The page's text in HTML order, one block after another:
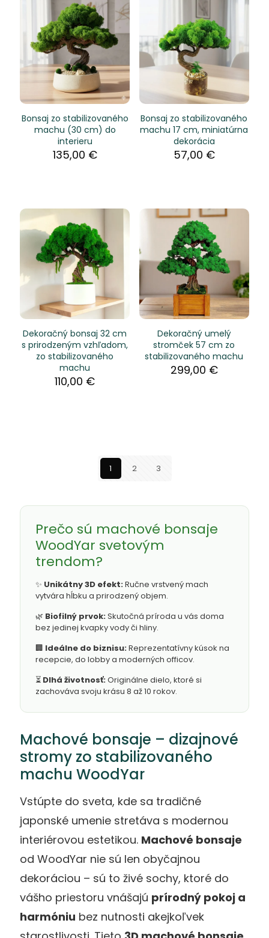
Bonsaj zo stabilizovaného
machu (30 cm) do
interieru
135,00 €
Bonsaj zo stabilizovaného
machu 17 cm, miniatúrna
dekorácia
57,00 €
Dekoračný bonsaj 32 cm
s prirodzeným vzhľadom,
zo stabilizovaného
machu
110,00 €
Dekoračný umelý
stromček 57 cm zo
stabilizovaného machu
299,00 €
1 2 3
Prečo sú machové bonsaje
WoodYar svetovým
trendom?
✨ Unikátny 3D efekt:Ručne vrstvený mach
vytvára hĺbku a prirodzený objem.
🌿 Biofilný prvok:Skutočná príroda u vás doma
bez jedinej kvapky vody či hliny.
🏢 Ideálne do biznisu:Reprezentatívny kúsok na
recepcie, do lobby a moderných officov.
⏳ Dlhá životnosť:Originálne dielo, ktoré si
zachováva svoju krásu 8 až 10 rokov.
Machové bonsaje – dizajnové
stromy zo stabilizovaného
machu WoodYar
Vstúpte do sveta, kde sa tradičné
japonské umenie stretáva s modernou
interiérovou estetikou. Machové bonsaje
od WoodYar nie sú len obyčajnou
dekoráciou – sú to živé sochy, ktoré do
vášho priestoru vnášajú prírodný pokoj a
harmóniu bez nutnosti akejkoľvek